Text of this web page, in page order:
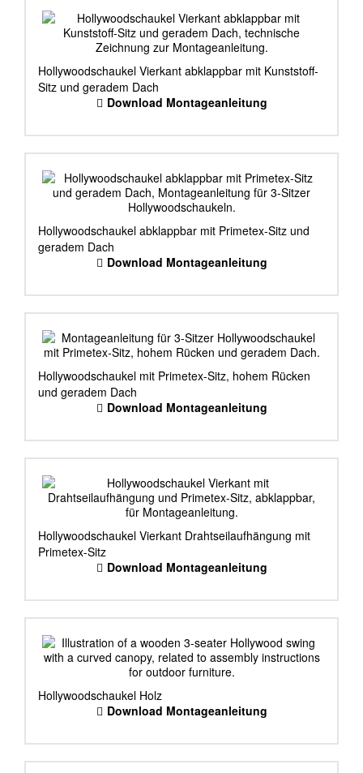
Hollywoodschaukel Vierkant abklappbar mit Kunststoff-
Sitz und geradem Dach
Download Montageanleitung
Hollywoodschaukel abklappbar mit Primetex-Sitz und
geradem Dach
Download Montageanleitung
Hollywoodschaukel mit Primetex-Sitz, hohem Rücken
und geradem Dach
Download Montageanleitung
Hollywoodschaukel Vierkant Drahtseilaufhängung mit
Primetex-Sitz
Download Montageanleitung
Hollywoodschaukel Holz
Download Montageanleitung